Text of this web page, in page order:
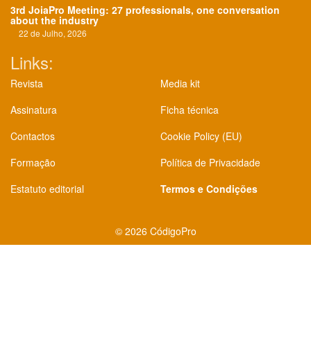
3rd JoiaPro Meeting: 27 professionals, one conversation
about the industry
22 de Julho, 2026
Links:
Revista
Assinatura
Contactos
Formação
Estatuto editorial
Media kit
Ficha técnica
Cookie Policy (EU)
Política de Privacidade
Termos e Condições
© 2026 CódigoPro